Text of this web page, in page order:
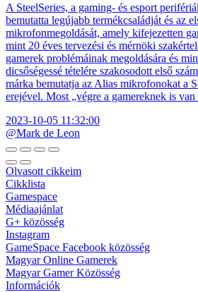
A SteelSeries, a gaming- és esport
bemutatta legújabb termékcsaládját és az
mikrofonmegoldását, amely kifejezetten
mint 20 éves tervezési és mérnöki
gamerek problémáinak megoldására és
dicsőségessé tételére szakosodott első
márka bemutatja az Alias mikrofonokat a
erejével. Most „végre a gamereknek is
2023-10-05 11:32:00
@Mark de Leon
Olvasott cikkeim
Cikklista
Gamespace
Médiaajánlat
G+ közösség
Instagram
GameSpace Facebook közösség
Magyar Online Gamerek
Magyar Gamer Közösség
Információk